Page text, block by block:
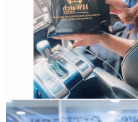
HWATCH
CẢM ƠN QUÝ KHÁCH ĐÃ TIN
HWATCH CHUYÊN NHẬP KHẨU